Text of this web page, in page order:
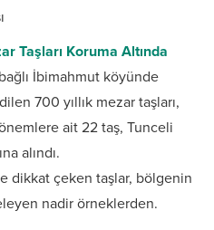
Taşları Koruma Altında
İbimahmut köyünde
700 yıllık mezar taşları,
ait 22 taş, Tunceli
alındı.
dikkat çeken taşlar, bölgenin
nadir örneklerden.